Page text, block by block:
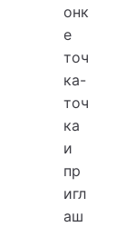
онк
е
точ
ка-
точ
ка
и
пр
игл
аш